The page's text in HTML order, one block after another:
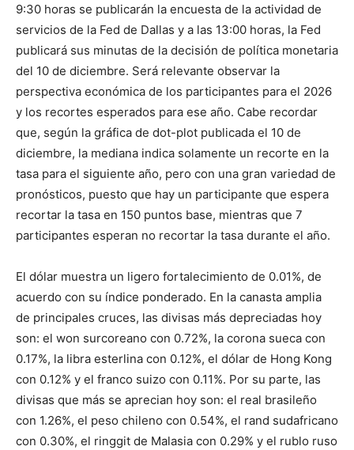
9:30 horas se publicarán la encuesta de la actividad de
servicios de la Fed de Dallas y a las 13:00 horas, la Fed
publicará sus minutas de la decisión de política monetaria
del 10 de diciembre. Será relevante observar la
perspectiva económica de los participantes para el 2026
y los recortes esperados para ese año. Cabe recordar
que, según la gráfica de dot-plot publicada el 10 de
diciembre, la mediana indica solamente un recorte en la
tasa para el siguiente año, pero con una gran variedad de
pronósticos, puesto que hay un participante que espera
recortar la tasa en 150 puntos base, mientras que 7
participantes esperan no recortar la tasa durante el año.
El dólar muestra un ligero fortalecimiento de 0.01%, de
acuerdo con su índice ponderado. En la canasta amplia
de principales cruces, las divisas más depreciadas hoy
son: el won surcoreano con 0.72%, la corona sueca con
0.17%, la libra esterlina con 0.12%, el dólar de Hong Kong
con 0.12% y el franco suizo con 0.11%. Por su parte, las
divisas que más se aprecian hoy son: el real brasileño
con 1.26%, el peso chileno con 0.54%, el rand sudafricano
con 0.30%, el ringgit de Malasia con 0.29% y el rublo ruso